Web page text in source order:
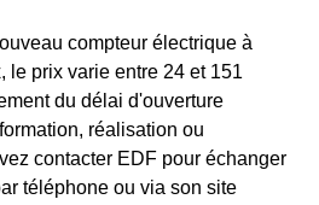
compteur électrique à
le prix varie entre 24 et 151
du délai d'ouverture
réalisation ou
contacter EDF pour échanger
téléphone ou via son site